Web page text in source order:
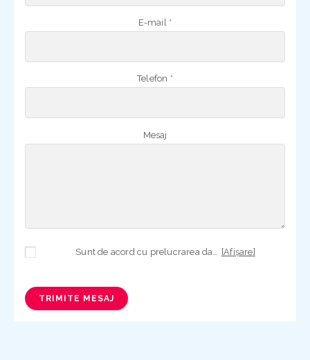
E-mail *
Telefon *
Mesaj
[Afișare]
TRIMITE MESAJ